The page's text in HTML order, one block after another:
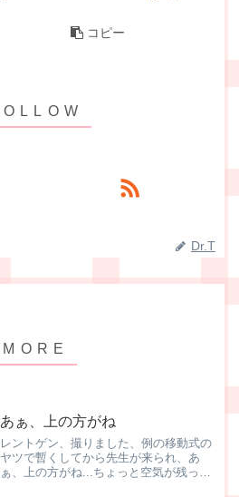
コピー
Dr.T
あぁ、上の方がね
レントゲン、撮りました、例の移動式の
ヤツで暫くしてから先生が来られ、あ
ぁ、上の方がね...ちょっと空気が残って